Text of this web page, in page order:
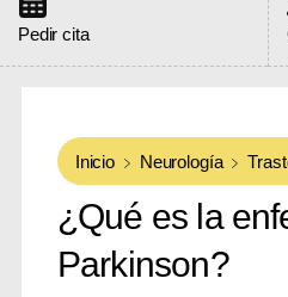
Pedir cita
Inicio Neurología
¿Qué es la
Parkinson?